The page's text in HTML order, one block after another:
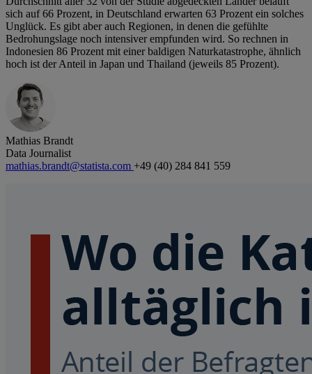
sich auf 66 Prozent, in Deutschland erwarten 63 Prozent ein solches
Unglück. Es gibt aber auch Regionen, in denen die gefühlte
Bedrohungslage noch intensiver empfunden wird. So rechnen in
Indonesien 86 Prozent mit einer baldigen Naturkatastrophe, ähnlich
hoch ist der Anteil in Japan und Thailand (jeweils 85 Prozent).
Mathias Brandt
Data Journalist
mathias.brandt@statista.com +49 (40) 284 841 559